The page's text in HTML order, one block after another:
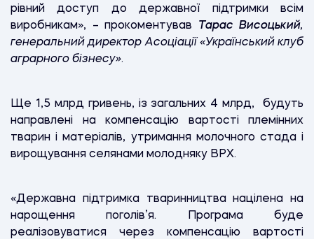
рівний доступ до державної підтримки всім
виробникам», – прокоментував Тарас Висоцький,
генеральний директор Асоціації «Український клуб
аграрного бізнесу».
Ще 1,5 млрд гривень, із загальних 4 млрд, будуть
направлені на компенсацію вартості племінних
тварин і матеріалів, утримання молочного стада і
вирощування селянами молодняку ВРХ.
«Державна підтримка тваринництва націлена на
нарощення поголів’я. Програма буде
реалізовуватися через компенсацію вартості